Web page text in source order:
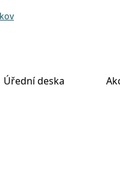
Úřední deska